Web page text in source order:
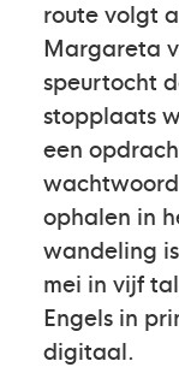
route volgt
Margareta
speurtocht
stopplaats
een
ophalen in
wandeling
mei in vijf
Engels in
digitaal.